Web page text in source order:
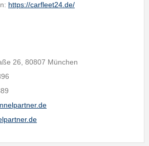
https://carfleet24.de/
26, 80807 München